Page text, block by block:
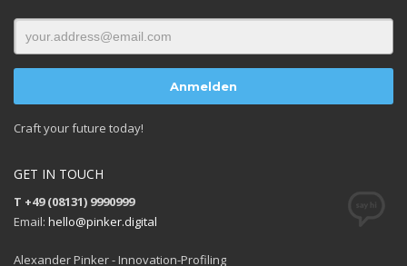
Craft your future today!
GET IN TOUCH
T +49 (08131) 9990999
Email: hello@pinker.digital
Alexander Pinker - Innovation-Profiling